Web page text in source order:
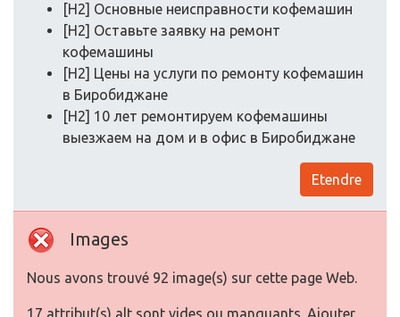
[H2] Основные неисправности кофемашин
[H2] Оставьте заявку на ремонт
кофемашины
[H2] Цены на услуги по ремонту кофемашин
в Биробиджане
[H2] 10 лет ремонтируем кофемашины
выезжаем на дом и в офис в Биробиджане
Etendre
Images
Nous avons trouvé 92 image(s) sur cette page Web.
17 attribut(s) alt sont vides ou manquants. Ajouter